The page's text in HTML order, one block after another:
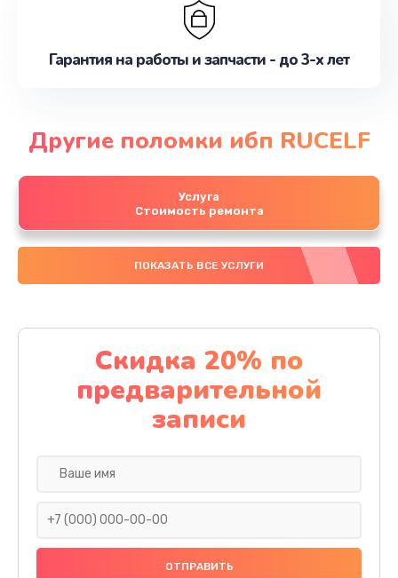
Гарантия на работы и запчасти - до 3-х лет
Другие поломки ибп RUCELF
Услуга
Стоимость ремонта
ПОКАЗАТЬ ВСЕ УСЛУГИ
Скидка 20% по
предварительной
записи